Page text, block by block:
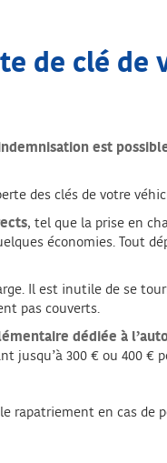
de clé de
est
des clés de votre
, tel que la prise en
économies. Tout
Il est inutile de se
pas couverts.
dédiée à
jusqu’à 300 € ou 400 €
rapatriement en cas de